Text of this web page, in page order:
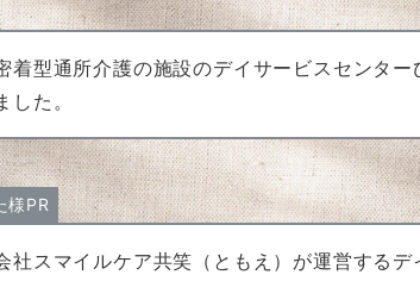
着型通所介護の施設のデイサービスセンター
た。
様PR
社スマイルケア共笑（ともえ）が運営する